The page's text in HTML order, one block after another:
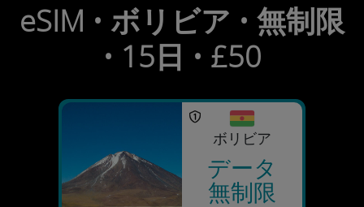
eSIM • ボリビア • 無制限
• 15日 • £50
ボリビア
データ
無制限